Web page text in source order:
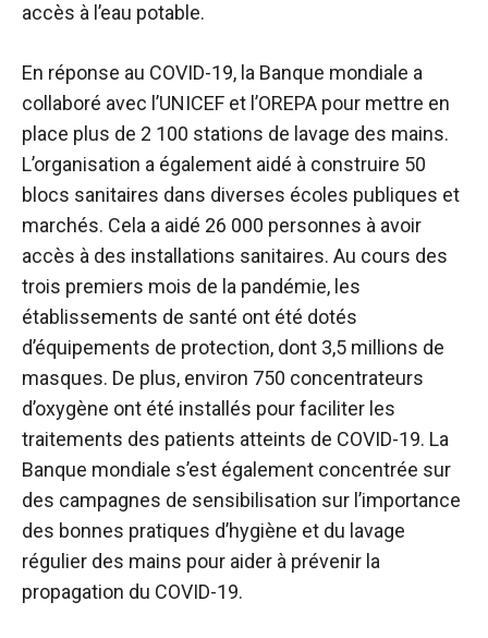
accès à l’eau potable.
En réponse au COVID-19, la Banque mondiale a
collaboré avec l’UNICEF et l’OREPA pour mettre en
place plus de 2 100 stations de lavage des mains.
L’organisation a également aidé à construire 50
blocs sanitaires dans diverses écoles publiques et
marchés. Cela a aidé 26 000 personnes à avoir
accès à des installations sanitaires. Au cours des
trois premiers mois de la pandémie, les
établissements de santé ont été dotés
d’équipements de protection, dont 3,5 millions de
masques. De plus, environ 750 concentrateurs
d’oxygène ont été installés pour faciliter les
traitements des patients atteints de COVID-19. La
Banque mondiale s’est également concentrée sur
des campagnes de sensibilisation sur l’importance
des bonnes pratiques d’hygiène et du lavage
régulier des mains pour aider à prévenir la
propagation du COVID-19.